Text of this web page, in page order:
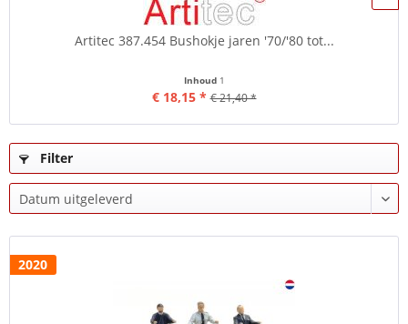
Artitec 387.454 Bushokje jaren '70/'80 tot...
Inhoud 1
€ 18,15 * € 21,40 *
Filter
2020